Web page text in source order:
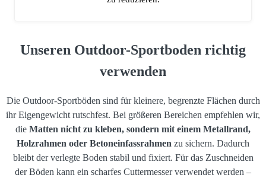
Unseren Outdoor-Sportboden richtig
verwenden
Die Outdoor-Sportböden sind für kleinere, begrenzte Flächen durch
ihr Eigengewicht rutschfest. Bei größeren Bereichen empfehlen wir,
die Matten nicht zu kleben, sondern mit einem Metallrand,
Holzrahmen oder Betoneinfassrahmen zu sichern. Dadurch
bleibt der verlegte Boden stabil und fixiert. Für das Zuschneiden
der Böden kann ein scharfes Cuttermesser verwendet werden –